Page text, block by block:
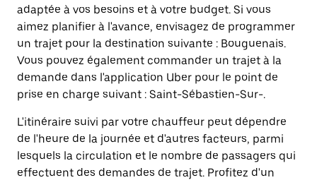
adaptée à vos besoins et à votre budget. Si vous
aimez planifier à l'avance, envisagez de programmer
un trajet pour la destination suivante : Bouguenais.
Vous pouvez également commander un trajet à la
demande dans l'application Uber pour le point de
prise en charge suivant : Saint-Sébastien-Sur-.
L'itinéraire suivi par votre chauffeur peut dépendre
de l'heure de la journée et d'autres facteurs, parmi
lesquels la circulation et le nombre de passagers qui
effectuent des demandes de trajet. Profitez d'un